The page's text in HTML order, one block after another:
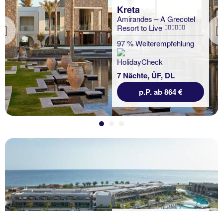
Previous
Kreta
Amirandes – A Grecotel
Resort to Live
97 % Weiterempfehlung
7 Nächte, ÜF, DL
p.P. ab 864 €